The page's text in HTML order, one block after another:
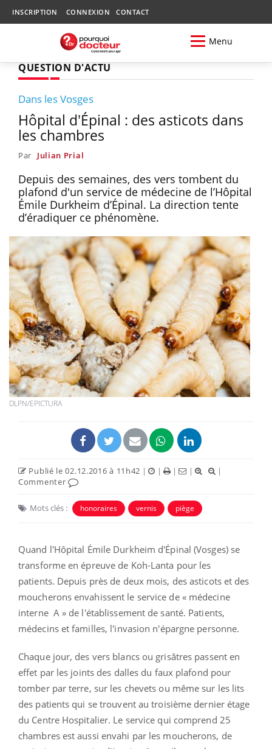
INSCRIPTION CONNEXION CONTACT
Menu
QUESTION D'ACTU
Dans les Vosges
Hôpital d'Épinal : des asticots dans
les chambres
Par Julian Prial
Depuis des semaines, des vers tombent du
plafond d'un service de médecine de l’Hôpital
Émile Durkheim d’Épinal. La direction tente
d’éradiquer ce phénomène.
DLPN/EPICTURA
Publié le 02.12.2016 à 11h42 | | | |
|
Commenter
Mots clés : honoraires vernis piège
Quand l'Hôpital Émile Durkheim d'Épinal (Vosges) se
transforme en épreuve de Koh-Lanta pour les
patients. Depuis près de deux mois, des asticots et des
moucherons envahissent le service de « médecine
interne A » de l'établissement de santé. Patients,
médecins et familles, l'invasion n'épargne personne.
Chaque jour, des vers blancs ou grisâtres passent en
effet par les joints des dalles du faux plafond pour
tomber par terre, sur les chevets ou même sur les lits
des patients qui se trouvent au troisième dernier étage
du Centre Hospitalier. Le service qui comprend 25
chambres est aussi envahi par les moucherons, de